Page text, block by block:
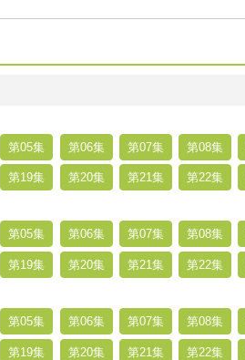
第05集 第06集 第07集 第08集
第19集 第20集 第21集 第22集
第05集 第06集 第07集 第08集
第19集 第20集 第21集 第22集
第05集 第06集 第07集 第08集
第19集 第20集 第21集 第22集